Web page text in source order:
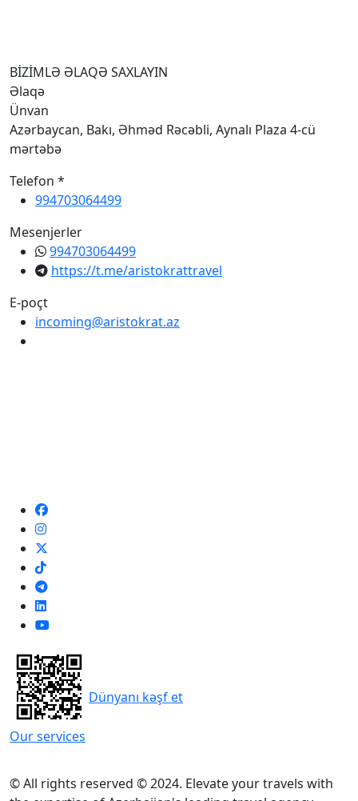
BİZİMLƏ ƏLAQƏ SAXLAYIN
Əlaqə
Ünvan
Azərbaycan, Bakı, Əhməd Rəcəbli, Aynalı Plaza 4-cü
mərtəbə
Telefon *
994703064499
Mesenjerler
994703064499
https://t.me/aristokrattravel
E-poçt
incoming@aristokrat.az
Our services
Dünyanı kəşf et
© All rights reserved © 2024. Elevate your travels with